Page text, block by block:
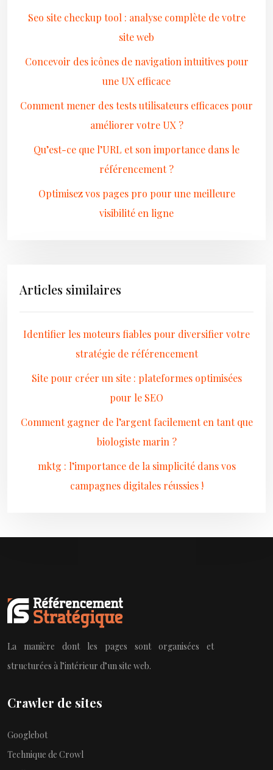
Seo site checkup tool : analyse complète de votre
site web
Concevoir des icônes de navigation intuitives pour
une UX efficace
Comment mener des tests utilisateurs efficaces pour
améliorer votre UX ?
Qu’est-ce que l’URL et son importance dans le
référencement ?
Optimisez vos pages pro pour une meilleure
visibilité en ligne
Articles similaires
Identifier les moteurs fiables pour diversifier votre
stratégie de référencement
Site pour créer un site : plateformes optimisées
pour le SEO
Comment gagner de l’argent facilement en tant que
biologiste marin ?
mktg : l’importance de la simplicité dans vos
campagnes digitales réussies !
La manière dont les pages sont organisées et
structurées à l’intérieur d’un site web.
Crawler de sites
Googlebot
Technique de Crowl